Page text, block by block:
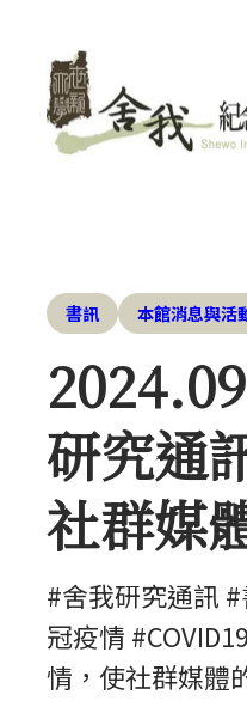
書訊 本館消息與活
研究通
社群媒
#舍我研究通訊
冠疫情
情，使社群媒體